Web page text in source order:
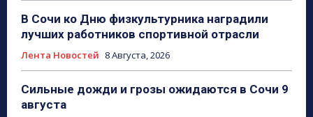
В Сочи ко Дню физкультурника наградили
лучших работников спортивной отрасли
Лента Новостей 8 Августа, 2026
Сильные дожди и грозы ожидаются в Сочи 9
августа